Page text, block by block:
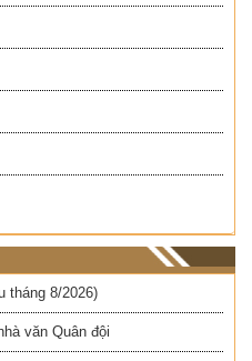
tháng 8/2026)
văn Quân đội